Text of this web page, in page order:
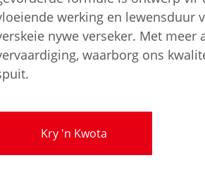
werking en lewensduur
nywe verseker. Met meer
waarborg ons
Kry 'n Kwota